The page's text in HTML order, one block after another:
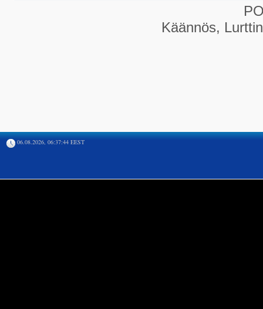
Käännös,
06.08.2026, 06:37:44 EEST